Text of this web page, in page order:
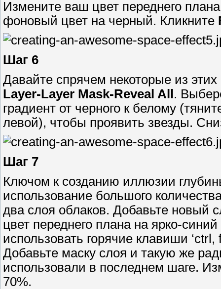
Измените ваш цвет переднего
фоновый цвет на черный. Кликните
Шаг 6
Давайте спрячем некоторые из
Layer-Layer Mask-Reveal All.
градиент от черного к белому
левой), чтобы проявить звезды.
Шаг 7
Ключом к созданию иллюзии
использование большого
два слоя облаков. Добавьте новый
цвет переднего плана на ярко-
использовать горячие клавиши
Добавьте маску слоя и такую же
использовали в последнем шаге.
70%.